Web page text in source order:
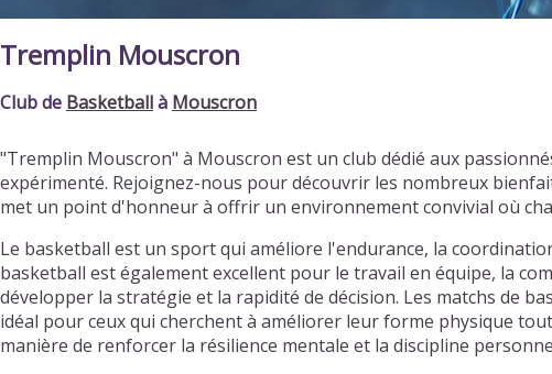
Tremplin Mouscron
Club de Basketballà Mouscron
"Tremplin Mouscron" à Mouscron est un club dédié aux
expérimenté. Rejoignez-nous pour découvrir les nombreux
met un point d'honneur à offrir un environnement convivial où
Le basketball est un sport qui améliore l'endurance, la
basketball est également excellent pour le travail en équipe, la
développer la stratégie et la rapidité de décision. Les matchs de
idéal pour ceux qui cherchent à améliorer leur forme physique
manière de renforcer la résilience mentale et la discipline